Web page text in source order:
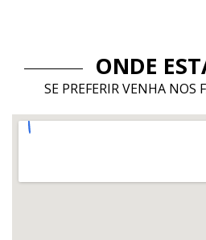
ONDE
SE PREFERIR VENHA NOS